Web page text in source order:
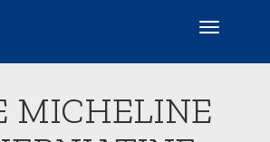
Toggle
MICHELINE